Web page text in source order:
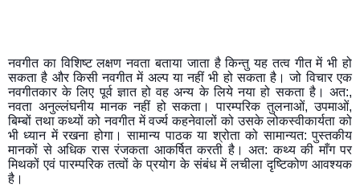
नवगीत का विशिष्ट लक्षण नवता बताया जाता है किन्तु यह तत्व गीत में भी हो
सकता है और किसी नवगीत में अल्प या नहीं भी हो सकता है। जो विचार एक
नवगीतकार के लिए पूर्व ज्ञात हो वह अन्य के लिये नया हो सकता है। अत:,
नवता अनुल्लंघनीय मानक नहीं हो सकता। पारम्परिक तुलनाओं, उपमाओं,
बिम्बों तथा कथ्यों को नवगीत में वर्ज्य कहनेवालों को उसके लोकस्वीकार्यता को
भी ध्यान में रखना होगा। सामान्य पाठक या श्रोता को सामान्यत: पुस्तकीय
मानकों से अधिक रास रंजकता आकर्षित करती है। अत: कथ्य की माँग पर
मिथकों एवं पारम्परिक तत्वों के प्रयोग के संबंध में लचीला दृष्टिकोण आवश्यक
है।